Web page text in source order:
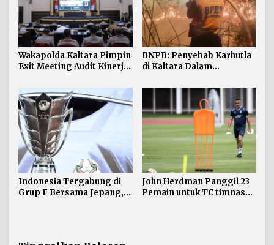
Wakapolda Kaltara Pimpin
Exit Meeting Audit Kinerja
Pembenahan Internal dan
Akuntabilitas
BNPB: Penyebab Karhutla
di Kaltara Dalam
Indonesia Tergabung di
Grup F Bersama Jepang,
John Herdman Panggil 23
Pemain untuk TC timnas